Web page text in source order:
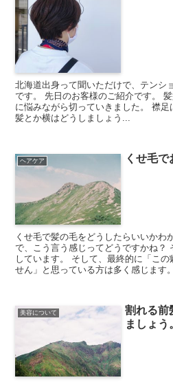
北海道出身って聞いただけで、テンシ
です。 先日のお客様のご紹介です。
に悩みながら切っていきました。 襟
髪とか横はどうしましょう...
ヘアケア くせ毛
くせ毛で髪の毛をどうしたらいいかわ
で、こう言う感じってどうですかね？
しています。 そして、最終的に「こ
せん」と思っている方は多く感じます
美容について
割れる前
ましょう